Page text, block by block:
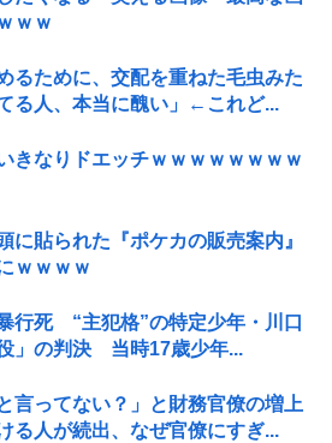
ｗｗ
るために、交配を重ねた毛虫みた
る人、本当に醜い」←これど...
きなりドエッチｗｗｗｗｗｗｗｗ
に貼られた『ポケカの販売案内』
ｗｗｗｗ
行死 “主犯格”の特定少年・川口
」の判決 当時17歳少年...
言ってない？」と財務官僚の増上
る人が続出、なぜ官僚にすぎ...